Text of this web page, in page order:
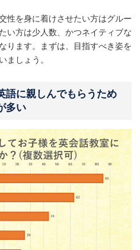
性を身に着けさせたい方はグルー
い方は少人数、かつネイティブな
ります。まずは、目指すべき姿を
ましょう。
語に親しんでもらうため
多い